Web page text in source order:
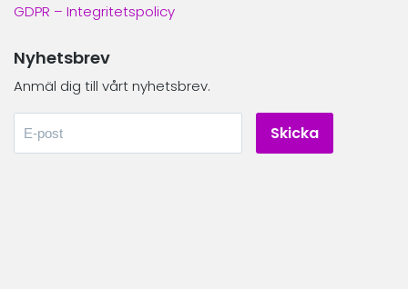
GDPR – Integritetspolicy
Nyhetsbrev
Anmäl dig till vårt nyhetsbrev.